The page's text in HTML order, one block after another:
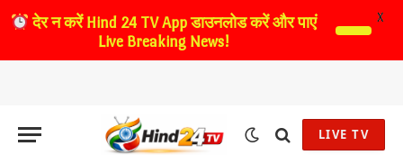
LIVE TV
देर न करेंHind 24 TV App डाउनलोड करें और पाएं
Live Breaking News!
X